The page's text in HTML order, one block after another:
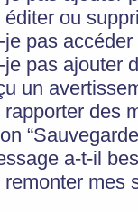
ou
pas
pas ajouter
un
des
a-t-il
mes